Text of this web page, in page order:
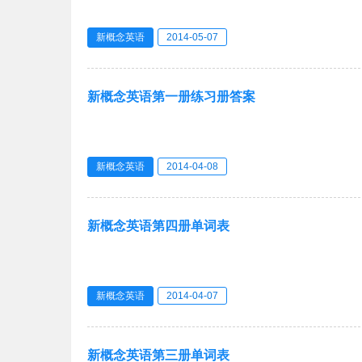
新概念英语 2014-05-07
新概念英语第一册练习册答案
新概念英语 2014-04-08
新概念英语第四册单词表
新概念英语 2014-04-07
新概念英语第三册单词表